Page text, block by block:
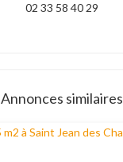
02 33 58 40 29
Annonces similaires